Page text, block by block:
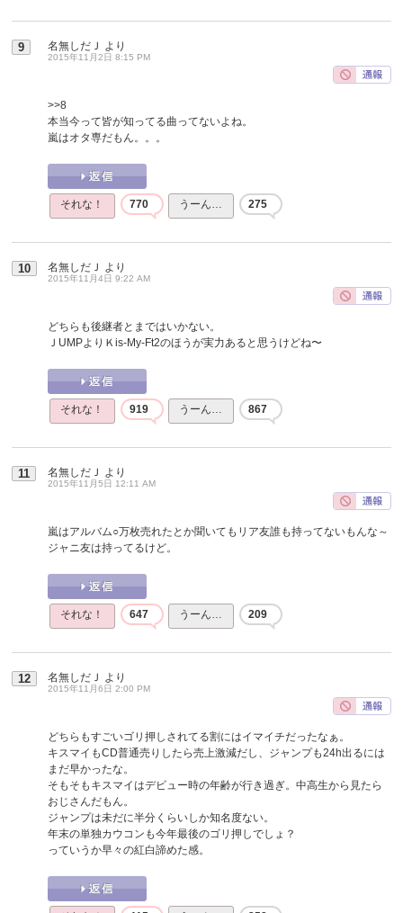
9 名無しだＪ より
2015年11月2日 8:15 PM
>>8
本当今って皆が知ってる曲ってないよね。
嵐はオタ専だもん。。。
それな！ 770 うーん… 275
10 名無しだＪ より
2015年11月4日 9:22 AM
どちらも後継者とまではいかない。
ＪUMPよりＫis-My-Ft2のほうが実力あると思うけどね〜
それな！ 919 うーん… 867
11 名無しだＪ より
2015年11月5日 12:11 AM
嵐はアルバム○万枚売れたとか聞いてもリア友誰も持ってないもんな～
ジャニ友は持ってるけど。
それな！ 647 うーん… 209
12 名無しだＪ より
2015年11月6日 2:00 PM
どちらもすごいゴリ押しされてる割にはイマイチだったなぁ。
キスマイもCD普通売りしたら売上激減だし、ジャンプも24h出るには
まだ早かったな。
そもそもキスマイはデビュー時の年齢が行き過ぎ。中高生から見たら
おじさんだもん。
ジャンプは未だに半分くらいしか知名度ない。
年末の単独カウコンも今年最後のゴリ押しでしょ？
っていうか早々の紅白諦めた感。